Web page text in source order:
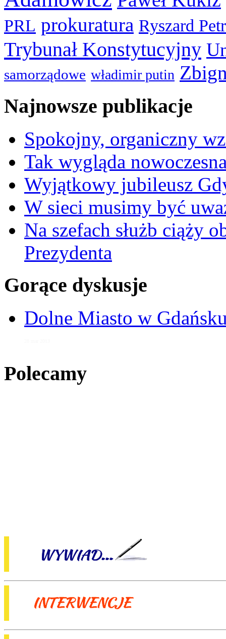
PRL prokuratura Ryszard
Trybunał Konstytucyjny
samorządowe władimir putin
Najnowsze publikacje
Spokojny, organiczny
Tak wygląda
Wyjątkowy jubileusz
W sieci musimy być
Na szefach służb ciąży
Prezydenta
Gorące dyskusje
Dolne Miasto w
Polecamy